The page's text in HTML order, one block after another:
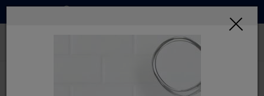
Necessidades Da Pele